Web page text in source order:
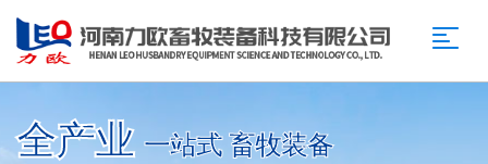
全产业 一站式 畜牧装备